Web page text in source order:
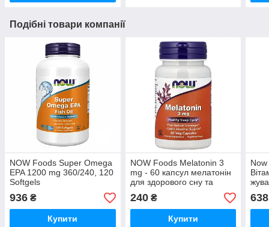
Подібні товари компанії
NOW Foods Super Omega
EPA 1200 mg 360/240, 120
Softgels
Висококонцентрована
Омега-3 для серця, мозку
та судин
936 ₴
Купити
NOW Foods Melatonin 3
mg - 60 капсул мелатонін
для здорового сну та
відновлення
240₴
Купити
638